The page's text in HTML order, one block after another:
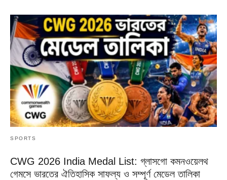
SPORTS
CWG 2026 India Medal List: গ্লাসগো কমনওয়েলথ
গেমসে ভারতের ঐতিহাসিক সাফল্য ও সম্পূর্ণ মেডেল তালিকা